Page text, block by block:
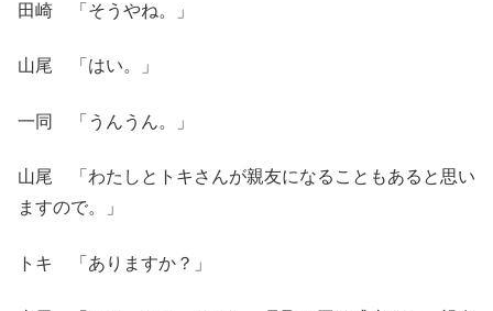
田崎 「そうやね。」
山尾 「はい。」
一同 「うんうん。」
山尾 「わたしとトキさんが親友になることもあると思い
ますので。」
トキ 「ありますか？」